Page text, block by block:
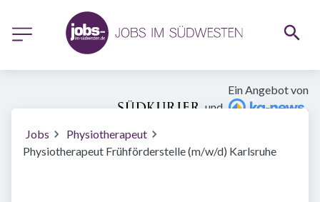
Ein Angebot von
und
Jobs
Physiotherapeut
Physiotherapeut Frühförderstelle (m/w/d) Karlsruhe